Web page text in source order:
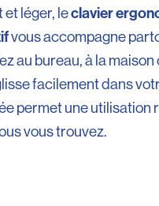
léger, leclavier
vous accompagne
au bureau, à la maison
facilement dans
permet une utilisation
vous trouvez.